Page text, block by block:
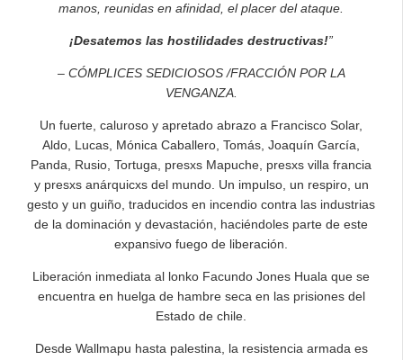
manos, reunidas en afinidad, el placer del ataque.
¡Desatemos las hostilidades destructivas!”
– CÓMPLICES SEDICIOSOS /FRACCIÓN POR LA
VENGANZA.
Un fuerte, caluroso y apretado abrazo a Francisco Solar,
Aldo, Lucas, Mónica Caballero, Tomás, Joaquín García,
Panda, Rusio, Tortuga, presxs Mapuche, presxs villa francia
y presxs anárquicxs del mundo. Un impulso, un respiro, un
gesto y un guiño, traducidos en incendio contra las industrias
de la dominación y devastación, haciéndoles parte de este
expansivo fuego de liberación.
Liberación inmediata al lonko Facundo Jones Huala que se
encuentra en huelga de hambre seca en las prisiones del
Estado de chile.
Desde Wallmapu hasta palestina, la resistencia armada es